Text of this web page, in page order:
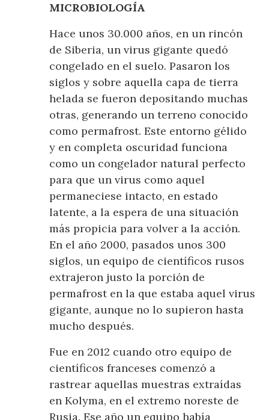
MICROBIOLOGÍA
Hace unos 30.000 años, en un rincón
de Siberia, un virus gigante quedó
congelado en el suelo. Pasaron los
siglos y sobre aquella capa de tierra
helada se fueron depositando muchas
otras, generando un terreno conocido
como permafrost. Este entorno gélido
y en completa oscuridad funciona
como un congelador natural perfecto
para que un virus como aquel
permaneciese intacto, en estado
latente, a la espera de una situación
más propicia para volver a la acción.
En el año 2000, pasados unos 300
siglos, un equipo de científicos rusos
extrajeron justo la porción de
permafrost en la que estaba aquel virus
gigante, aunque no lo supieron hasta
mucho después.
Fue en 2012 cuando otro equipo de
científicos franceses comenzó a
rastrear aquellas muestras extraídas
en Kolyma, en el extremo noreste de
Rusia. Ese año un equipo había